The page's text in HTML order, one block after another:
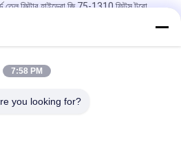
তেল ফিল্টার হাইড্রো জি 75-1310 ফিটস টরো
সমর্থন
জি১২৫-৮৭৫২ এর জন্য OEM সাপোর্ট, টোরো
7:58 PM
you looking for?